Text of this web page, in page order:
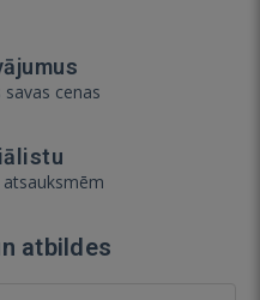
cenas
atbildes